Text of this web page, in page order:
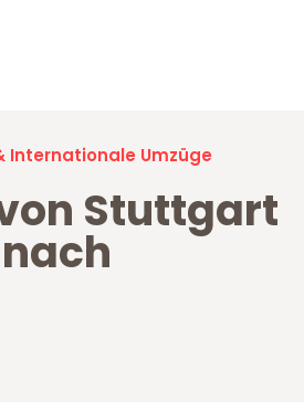
Internationale Umzüge
Stuttgart
nach